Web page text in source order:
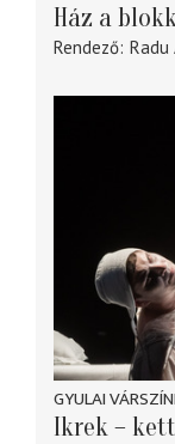
Ház a
Rendező Radu
GYULAI
Ikrek –